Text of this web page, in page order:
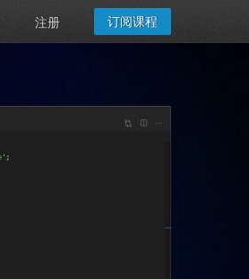
注册 订阅课程